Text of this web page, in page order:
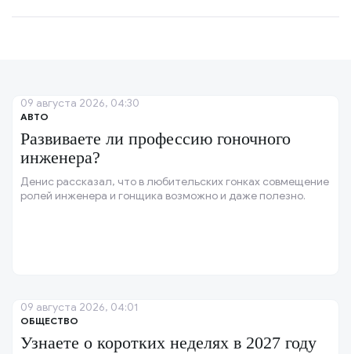
АВТО
Развиваете ли профессию гоночного
инженера?
Денис рассказал, что в любительских гонках совмещение
ролей инженера и гонщика возможно и даже полезно.
09 августа 2026, 04:30
ОБЩЕСТВО
Узнаете о коротких неделях в 2027 году
09 августа 2026, 04:01